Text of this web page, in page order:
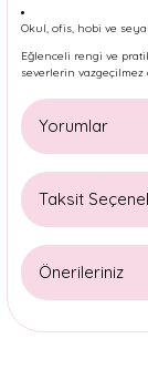
Okul, ofis, hobi ve
Eğlenceli rengi ve
severlerin vazgeçilmez
Yorumlar
Taksit
Önerileriniz
Bu ürünün fiyat